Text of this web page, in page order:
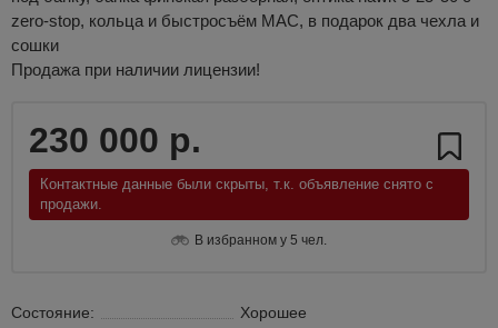
zero-stop, кольца и быстросъём MAC, в подарок два чехла и
сошки
Продажа при наличии лицензии!
230 000 р.
Контактные данные были скрыты, т.к. объявление снято с
продажи.
В избранном у 5 чел.
Состояние:
Хорошее